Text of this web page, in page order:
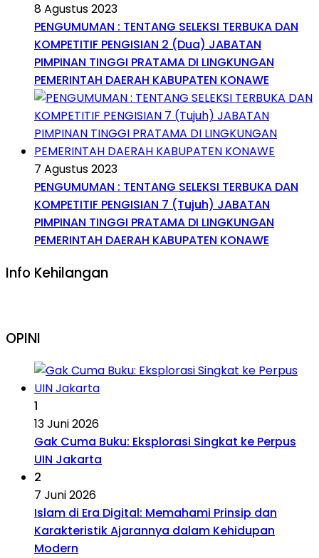
8 Agustus 2023
PENGUMUMAN : TENTANG SELEKSI TERBUKA DAN
KOMPETITIF PENGISIAN 2 (Dua) JABATAN
PIMPINAN TINGGI PRATAMA DI LINGKUNGAN
PEMERINTAH DAERAH KABUPATEN KONAWE
7 Agustus 2023
PENGUMUMAN : TENTANG SELEKSI TERBUKA DAN
KOMPETITIF PENGISIAN 7 (Tujuh) JABATAN
PIMPINAN TINGGI PRATAMA DI LINGKUNGAN
PEMERINTAH DAERAH KABUPATEN KONAWE
Info Kehilangan
OPINI
1
13 Juni 2026
Gak Cuma Buku: Eksplorasi Singkat ke Perpus
UIN Jakarta
2
7 Juni 2026
Islam di Era Digital: Memahami Prinsip dan
Karakteristik Ajarannya dalam Kehidupan
Modern